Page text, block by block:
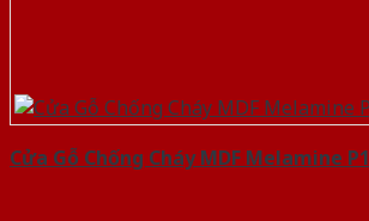
Cửa Gỗ Chống Cháy MDF Melamine P1